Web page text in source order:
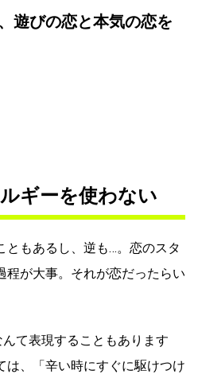
遊びの恋と本気の恋を
ギーを使わない
ともあるし、逆も…。恋のスタ
程が大事。それが恋だったらい
て表現することもあります
は、「辛い時にすぐに駆けつけ